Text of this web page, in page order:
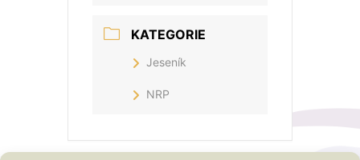
KATEGORIE
Jeseník
NRP